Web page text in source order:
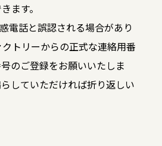
ます。
電話と誤認される場合があり
トリーからの正式な連絡用番
のご登録をお願いいたしま
していただければ折り返しい